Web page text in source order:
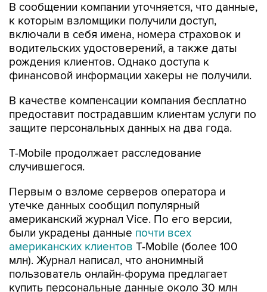
В сообщении компании уточняется, что данные,
к которым взломщики получили доступ,
включали в себя имена, номера страховок и
водительских удостоверений, а также даты
рождения клиентов. Однако доступа к
финансовой информации хакеры не получили.
В качестве компенсации компания бесплатно
предоставит пострадавшим клиентам услуги по
защите персональных данных на два года.
T-Mobile продолжает расследование
случившегося.
Первым о взломе серверов оператора и
утечке данных сообщил популярный
американский журнал Vicе. По его версии,
были украдены данные почти всех
американских клиентов T-Mobile (более 100
млн). Журнал написал, что анонимный
пользователь онлайн-форума предлагает
купить персональные данные около 30 млн